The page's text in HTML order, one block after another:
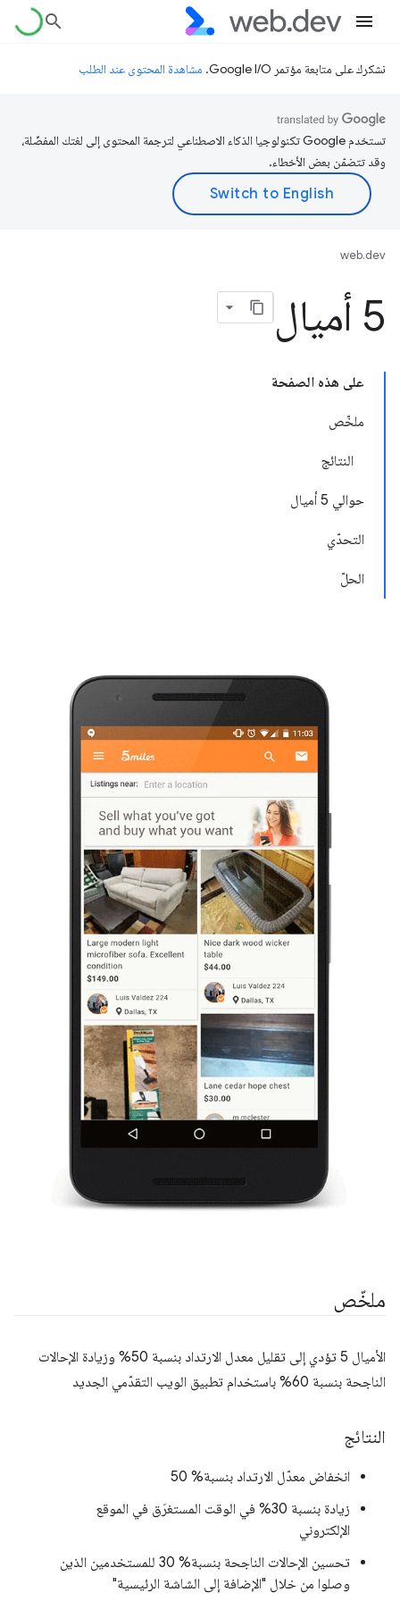
نشكرك على متابعة مؤتمر Google I/O. مشاهدة المحتوى عند الطلب
تستخدم Google تكنولوجيا الذكاء الاصطناعي لترجمة المحتوى إلى لغتك المفضّلة،
وقد تتضمّن بعض الأخطاء.
web.dev
5 أميال
على هذه الصفحة
ملخّص
النتائج
حوالي 5 أميال
التحدّي
الحلّ
ملخّص
الأميال 5 تؤدي إلى تقليل معدل الارتداد بنسبة 50% وزيادة الإحالات
الناجحة بنسبة 60% باستخدام تطبيق الويب التقدّمي الجديد
النتائج
انخفاض معدّل الارتداد بنسبة% 50
زيادة بنسبة 30% في الوقت المستغرَق في الموقع
الإلكتروني
تحسين الإحالات الناجحة بنسبة% 30 للمستخدمين الذين
وصلوا من خلال "الإضافة إلى الشاشة الرئيسية"